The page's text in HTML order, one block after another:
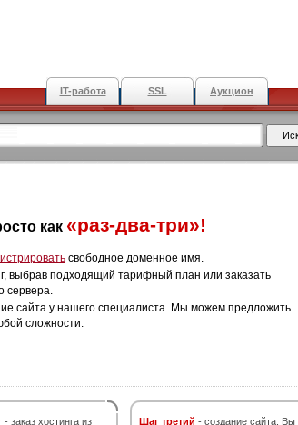
IT-работа SSL Аукцион
как «раз-два-три»!
свободное доменное имя.
выбрав подходящий тарифный план или заказать
сервера.
сайта у нашего специалиста. Мы можем предложить
сложности.
- заказ хостинга из
Шаг третий - создание сайта. Вы